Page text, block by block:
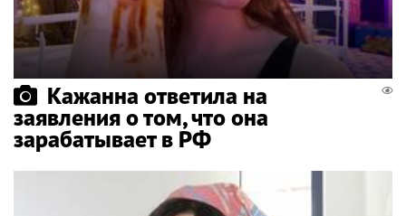
Кажанна ответила на
заявления о том, что она
зарабатывает в РФ